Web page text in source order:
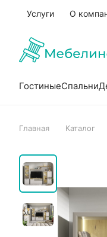
Услуги О
ГостиныеСпальни
Главная Каталог